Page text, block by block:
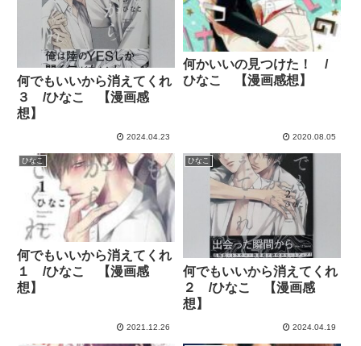
何でもいいから消えてくれ
３ /ひなこ 【漫画感
想】
2024.04.23
何かいいの見つけた！ /
ひなこ 【漫画感想】
2020.08.05
ひなこ
何でもいいから消えてくれ
１ /ひなこ 【漫画感
想】
2021.12.26
ひなこ
何でもいいから消えてくれ
２ /ひなこ 【漫画感
想】
2024.04.19